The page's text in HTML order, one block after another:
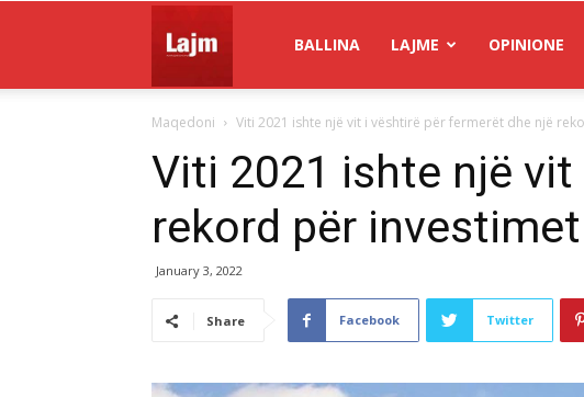
Lajm
BALLINA LAJME OPINIONE
Maqedoni Viti 2021 ishte një vit i vështirë për fermerët dhe një
Viti 2021 ishte një
rekord për
January 3, 2022
Share Facebook Twitter